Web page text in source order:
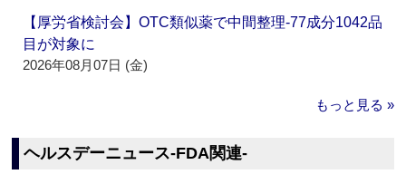
【厚労省検討会】OTC類似薬で中間整理‐77成分1042品
目が対象に
2026年08月07日 (金)
もっと見る »
ヘルスデーニュース‐FDA関連‐